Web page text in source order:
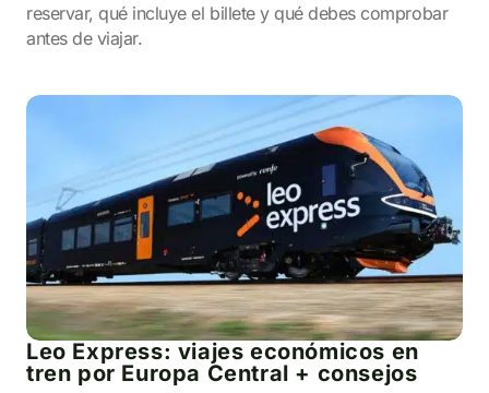
reservar, qué incluye el billete y qué debes comprobar
antes de viajar.
Leo Express: viajes económicos en
tren por Europa Central + consejos